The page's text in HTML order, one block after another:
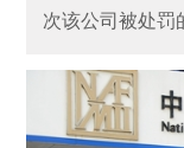
次该公司被处罚